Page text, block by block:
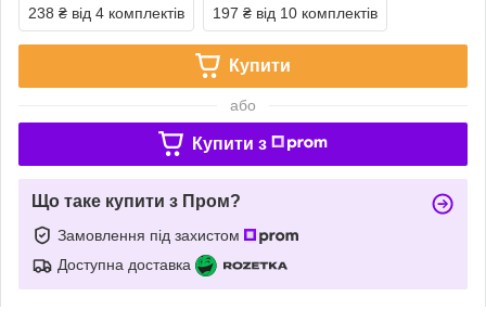
238 ₴ від 4 комплектів 197 ₴ від 10 комплектів
Купити
або
Купити з
Що таке купити з Пром?
Замовлення під захистом
Доступна доставка